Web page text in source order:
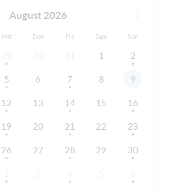
August 2026
Mit Don Fre Sam Son
1 2
5 6 7 8 9
12 13 14 15 16
19 20 21 22 23
26 27 28 29 30